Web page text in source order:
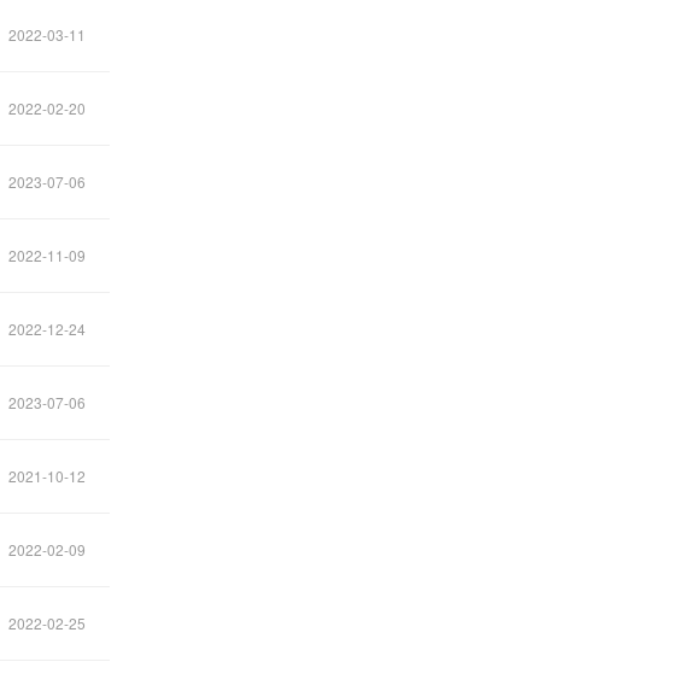
2022-03-11
2022-02-20
2023-07-06
2022-11-09
2022-12-24
2023-07-06
2021-10-12
2022-02-09
2022-02-25